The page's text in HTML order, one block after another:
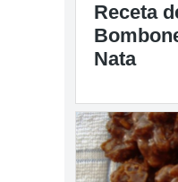
Receta
Nata